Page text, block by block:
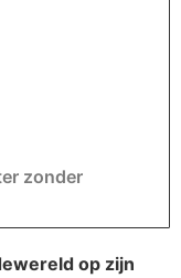
zonder
op zijn